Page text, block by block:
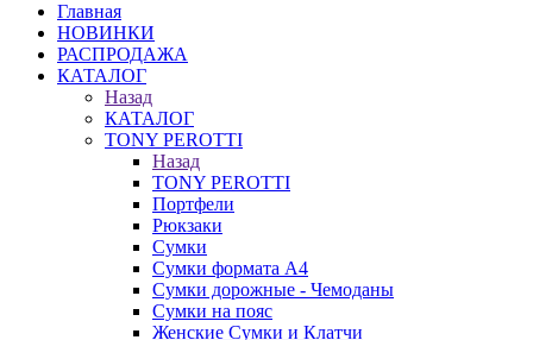
Главная
НОВИНКИ
РАСПРОДАЖА
КАТАЛОГ
Назад
КАТАЛОГ
TONY PEROTTI
Назад
TONY PEROTTI
Портфели
Рюкзаки
Сумки
Сумки формата А4
Сумки дорожные - Чемоданы
Сумки на пояс
Женские Сумки и Клатчи